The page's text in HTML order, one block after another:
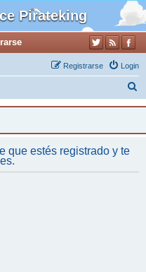
Pirateking
Login
Registrarse
c
r
que estés registrado y te